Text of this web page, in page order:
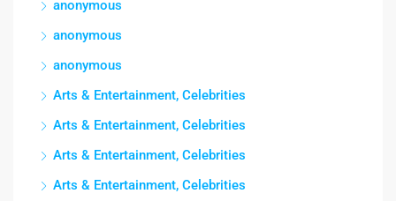
anonymous
anonymous
anonymous
Arts & Entertainment, Celebrities
Arts & Entertainment, Celebrities
Arts & Entertainment, Celebrities
Arts & Entertainment, Celebrities